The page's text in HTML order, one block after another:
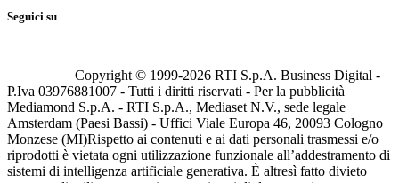
Seguici su
Copyright © 1999-2026 RTI S.p.A. Business Digital -
P.Iva 03976881007 - Tutti i diritti riservati - Per la pubblicità
Mediamond S.p.A. - RTI S.p.A., Mediaset N.V., sede legale
Amsterdam (Paesi Bassi) - Uffici Viale Europa 46, 20093 Cologno
Monzese (MI)Rispetto ai contenuti e ai dati personali trasmessi e/o
riprodotti è vietata ogni utilizzazione funzionale all’addestramento di
sistemi di intelligenza artificiale generativa. È altresì fatto divieto